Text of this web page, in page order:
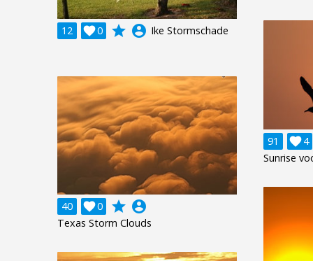
12 0
 grade account_circle Ike Stormschade
91 4

Sunrise
40 0
 grade account_circle
Texas Storm Clouds